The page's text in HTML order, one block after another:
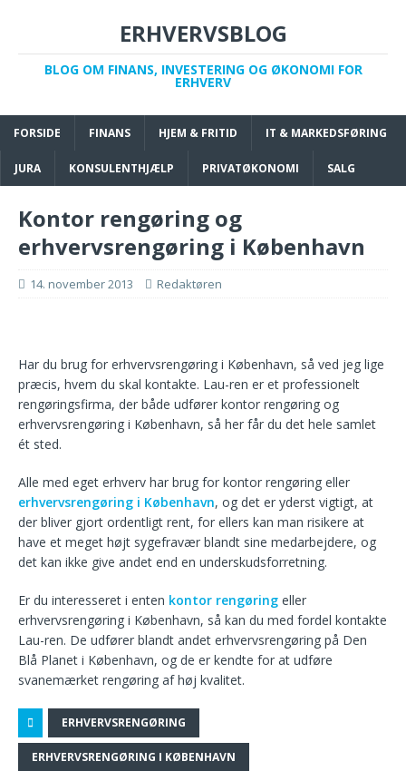
ERHVERVSBLOG
BLOG OM FINANS, INVESTERING OG ØKONOMI FOR
ERHVERV
FORSIDE FINANS HJEM & FRITID IT & MARKEDSFØRING
JURA KONSULENTHJÆLP PRIVATØKONOMI SALG
Kontor rengøring og
erhvervsrengøring i København
14. november 2013 Redaktøren
Har du brug for erhvervsrengøring i København, så ved jeg lige
præcis, hvem du skal kontakte. Lau-ren er et professionelt
rengøringsfirma, der både udfører kontor rengøring og
erhvervsrengøring i København, så her får du det hele samlet
ét sted.
Alle med eget erhverv har brug for kontor rengøring eller
erhvervsrengøring i København, og det er yderst vigtigt, at
der bliver gjort ordentligt rent, for ellers kan man risikere at
have et meget højt sygefravær blandt sine medarbejdere, og
det kan ikke give andet end en underskudsforretning.
Er du interesseret i enten kontor rengøring eller
erhvervsrengøring i København, så kan du med fordel kontakte
Lau-ren. De udfører blandt andet erhvervsrengøring på Den
Blå Planet i København, og de er kendte for at udføre
svanemærket rengøring af høj kvalitet.
ERHVERVSRENGØRING
ERHVERVSRENGØRING I KØBENHAVN